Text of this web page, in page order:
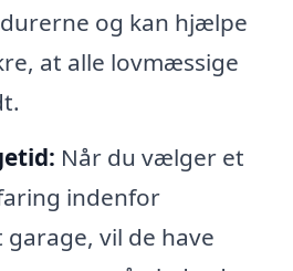
og kan hjælpe
at alle lovmæssige
Når du vælger et
indenfor
vil de have